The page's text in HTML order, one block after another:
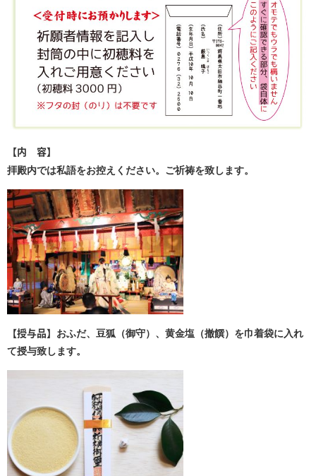
【内 容】
拝殿内では私語をお控えください。ご祈祷を致します。
【授与品】
おふだ、豆狐（御守）、黄金塩（撤饌）を巾着袋に入れ
て授与致します。